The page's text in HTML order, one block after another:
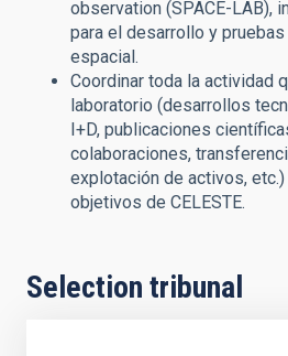
observation (SPACE-LAB),
para el desarrollo y
espacial.
Coordinar toda la actividad
laboratorio (desarrollos
I+D, publicaciones
colaboraciones,
explotación de activos,
objetivos de CELESTE.
Selection tribunal